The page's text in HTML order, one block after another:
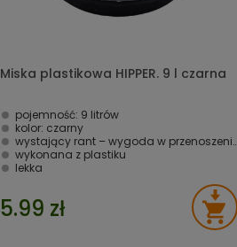
Miska plastikowa HIPPER. 9 l czarna
pojemność: 9 litrów
kolor: czarny
wystający rant – wygoda w przenoszeniu
wykonana z plastiku
lekka
5.99 zł